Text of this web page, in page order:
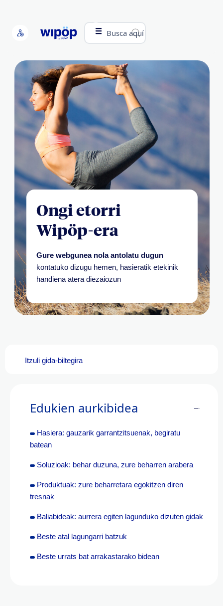
Busca aquí
Ongi etorri
Wipöp-era
Gure webgunea nola antolatu dugun
kontatuko dizugu hemen, hasieratik etekinik
handiena atera diezaiozun
Itzuli gida-biltegira
Edukien aurkibidea
Hasiera: gauzarik garrantzitsuenak, begiratu
batean
Soluzioak: behar duzuna, zure beharren arabera
Produktuak: zure beharretara egokitzen diren
tresnak
Baliabideak: aurrera egiten lagunduko dizuten gidak
Beste atal lagungarri batzuk
Beste urrats bat arrakastarako bidean